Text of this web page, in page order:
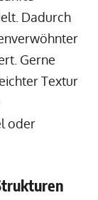
Dadurch
Gerne
Textur
oder